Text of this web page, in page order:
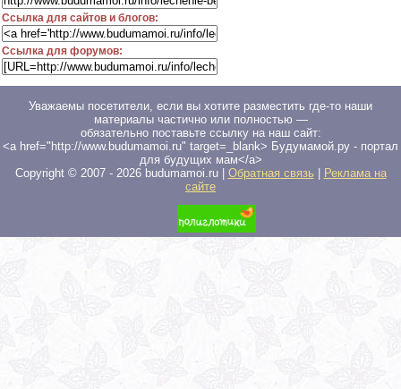
Ссылка для сайтов и блогов:
Ссылка для форумов:
Уважаемы посетители, если вы хотите разместить где-то наши
материалы частично или полностью —
обязательно поставьте ссылку на наш сайт:
<a href="http://www.budumamoi.ru" target=_blank> Будумамой.ру - портал
для будущих мам</a>
Copyright © 2007 - 2026budumamoi.ru | Обратная связь
Реклама на
сайте